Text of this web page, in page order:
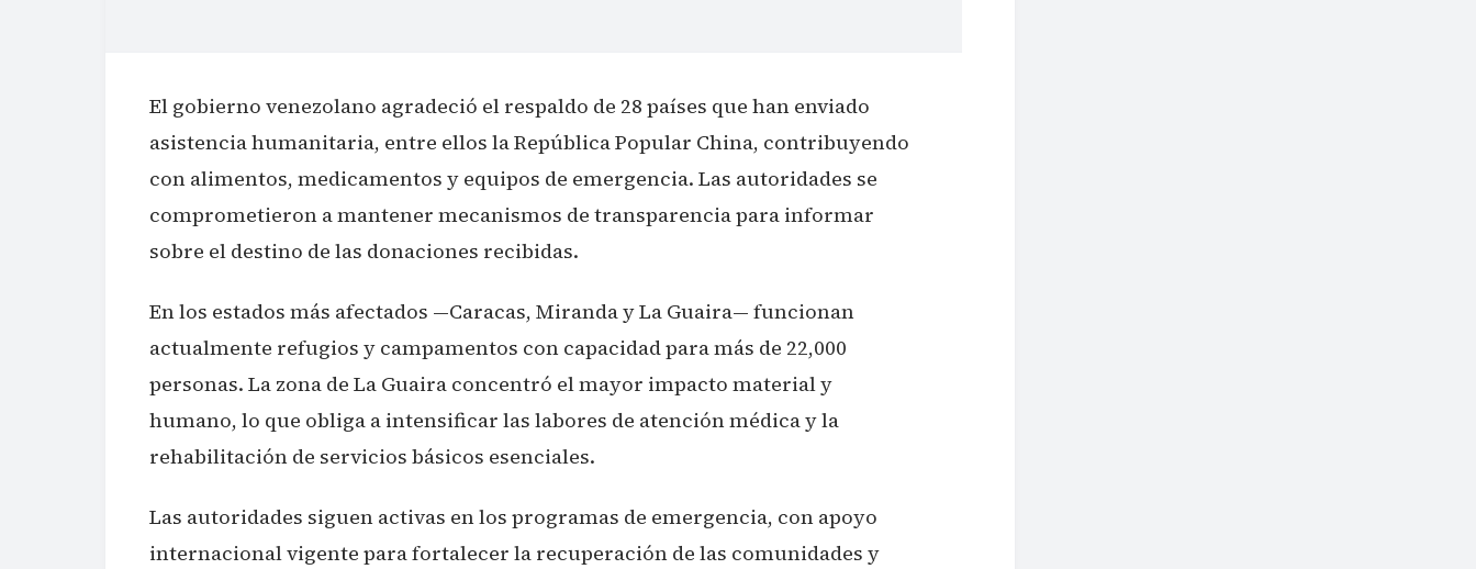
El gobierno venezolano agradeció el respaldo de 28 países que han enviado
asistencia humanitaria, entre ellos la República Popular China, contribuyendo
con alimentos, medicamentos y equipos de emergencia. Las autoridades se
comprometieron a mantener mecanismos de transparencia para informar
sobre el destino de las donaciones recibidas.
En los estados más afectados —Caracas, Miranda y La Guaira— funcionan
actualmente refugios y campamentos con capacidad para más de 22,000
personas. La zona de La Guaira concentró el mayor impacto material y
humano, lo que obliga a intensificar las labores de atención médica y la
rehabilitación de servicios básicos esenciales.
Las autoridades siguen activas en los programas de emergencia, con apoyo
internacional vigente para fortalecer la recuperación de las comunidades y